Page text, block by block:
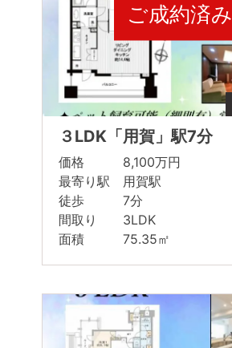
ご成約済み
３LDK「用賀」駅7分
価格 8,100万円
最寄り駅 用賀駅
徒歩 7分
間取り 3LDK
面積 75.35㎡